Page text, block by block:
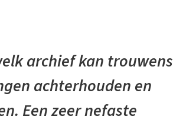
archief kan trouwens
achterhouden en
Een zeer nefaste